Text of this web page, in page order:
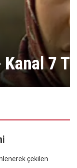
7
çekilen